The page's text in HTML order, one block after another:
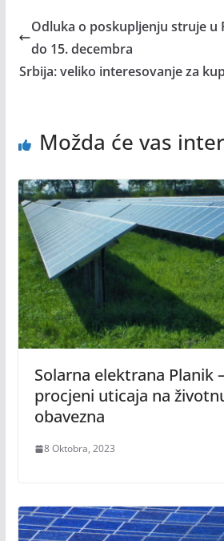
Odluka o poskupljenju struje u
do 15. decembra
Srbija: veliko interesovanje za
Možda će vas
Solarna elektrana Planik
procjeni uticaja na
obavezna
8 Oktobra, 2023